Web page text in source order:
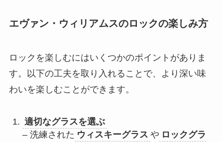
エヴァン・ウィリアムスのロックの楽しみ方
ロックを楽しむにはいくつかのポイントがありま
す。以下の工夫を取り入れることで、より深い味
わいを楽しむことができます。
適切なグラスを選ぶ
– 洗練された ウィスキーグラス や ロックグラ